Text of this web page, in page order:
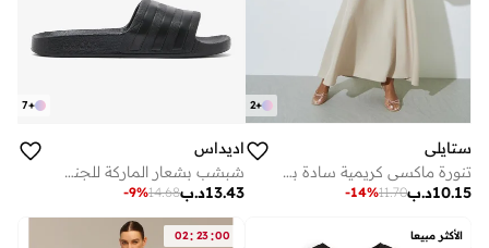
+
2
ستايلي
تنورة ماكسي كريمية سادة بقصة A
د.ب10.15
11.70
-14%
+
7
اديداس
شبشب بشعار الماركة للجنسين
د.ب13.43
14.68
-9%
الأكثر مبيعا 02: 23:00